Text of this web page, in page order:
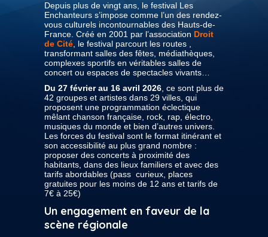
Depuis plus de vingt ans, le festival Les
Enchanteurs s’impose comme l’un des rendez-
vous culturels incontournables des Hauts-de-
France. Créé en 2001 par l’association Droit
de Cité, le festival parcourt les routes ,
transformant salles des fêtes, médiathèques,
complexes sportifs en véritables salles de
concert ou espaces de spectacles vivants…
Du 27 février au 16 avril 2026, ce sont plus de
42 groupes et artistes dans 29 villes, qui
proposent une programmation éclectique
mêlant chanson française, rock, rap, électro,
musiques du monde et bien d’autres univers.
Les forces du festival sont le format itinérant et
son accessibilité au plus grand nombre :
proposer des concerts à proximité des
habitants, dans des lieux familiers et avec des
tarifs abordables (pass curieux, places
gratuites pour les moins de 12 ans et tarifs de
7€ à 25€)
Un engagement en faveur de la
scène régionale